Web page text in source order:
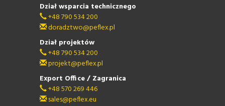
Dział wsparcia technicznego
+48 790 534 200
doradztwo@peflex.pl
Dział projektów
+48 790 534 200
projekt@peflex.pl
Export Office / Zagranica
+48 570 269 446
sales@peflex.eu